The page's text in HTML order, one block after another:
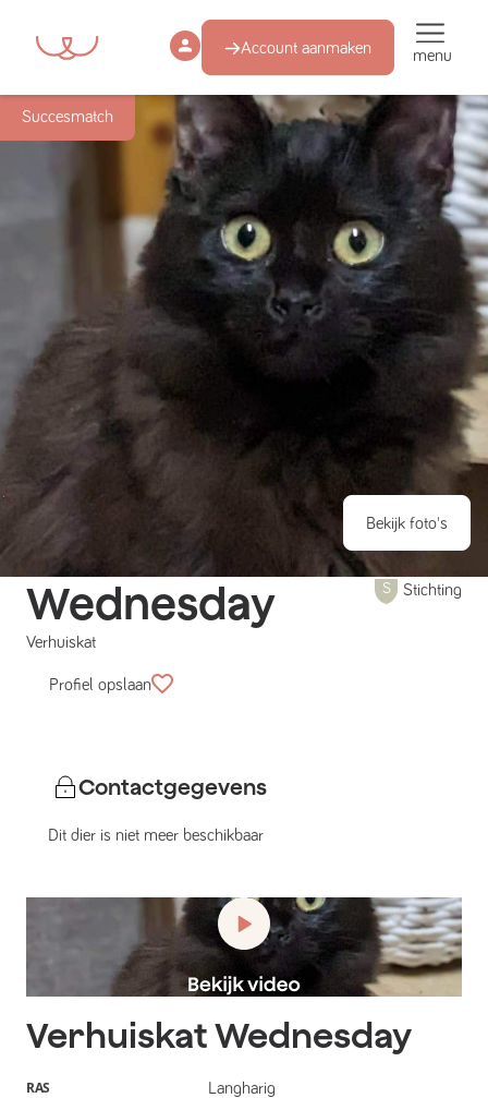
Account aanmaken menu
Succesmatch
Bekijk foto's
Wednesday
Verhuiskat
Stichting
Profiel opslaan
Contactgegevens
Dit dier is niet meer beschikbaar
VerhuiskatWednesday
RAS Langharig